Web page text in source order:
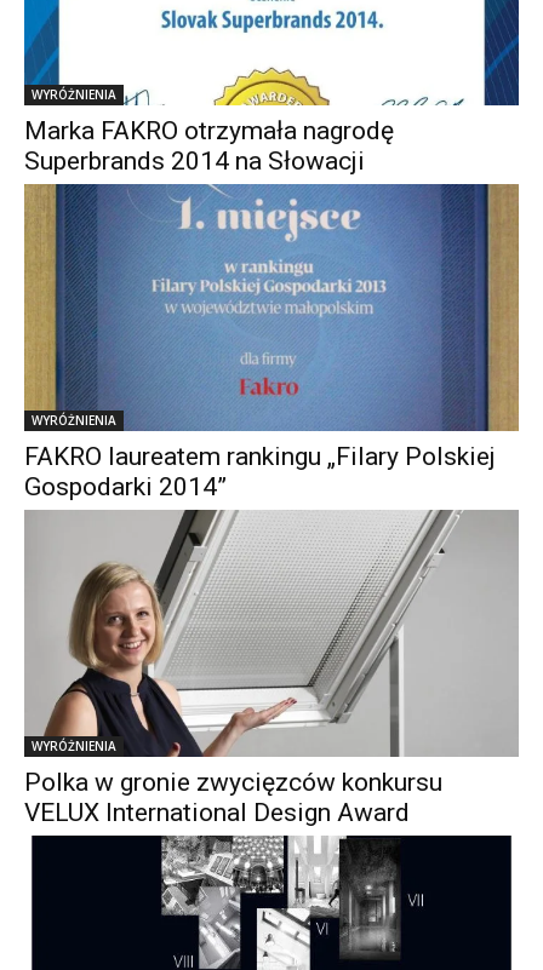
WYRÓŻNIENIA
Marka FAKRO otrzymała nagrodę
Superbrands 2014 na Słowacji
WYRÓŻNIENIA
FAKRO laureatem rankingu „Filary Polskiej
Gospodarki 2014”
WYRÓŻNIENIA
Polka w gronie zwycięzców konkursu
VELUX International Design Award